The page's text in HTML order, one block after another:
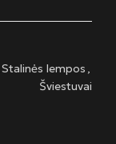
Stalinės lempos ,
Šviestuvai